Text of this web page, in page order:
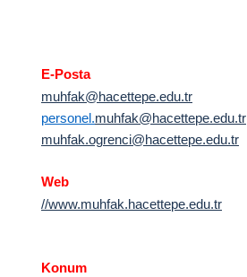
E-Posta
muhfak@hacettepe.edu.tr
personel.muhfak@hacettepe.edu.tr
muhfak.ogrenci@hacettepe.edu.tr
Web
//www.muhfak.hacettepe.edu.tr
Konum